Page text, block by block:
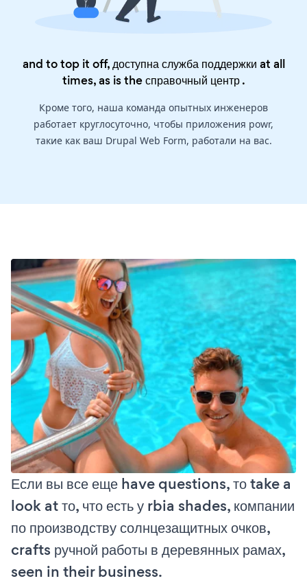
and to top it off, доступна служба поддержки at all
times, as is theсправочный центр.
Кроме того, наша команда опытных инженеров
работает круглосуточно, чтобы приложения powr,
такие как ваш Drupal Web Form, работали на вас.
Если вы все еще have questions, то take a
look at то, что есть у rbia shades, компании
по производству солнцезащитных очков,
crafts ручной работы в деревянных рамах,
seen in their business.